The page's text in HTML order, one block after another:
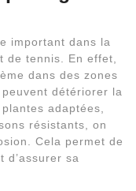
important dans la
de tennis. En effet,
dans des zones
détériorer la
adaptées,
résistants, on
Cela permet de
d’assurer sa